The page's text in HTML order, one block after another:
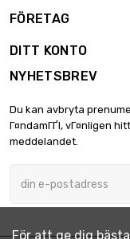
FÖRETAG
DITT KONTO
NYHETSBREV
Du kan avbryta
Г¤ndamГҐl, vГ¤nligen
meddelandet.
För att ge dig